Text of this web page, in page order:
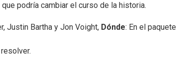
podría cambiar el curso de la historia.
Justin Bartha y Jon Voight, Dónde: En el paquete